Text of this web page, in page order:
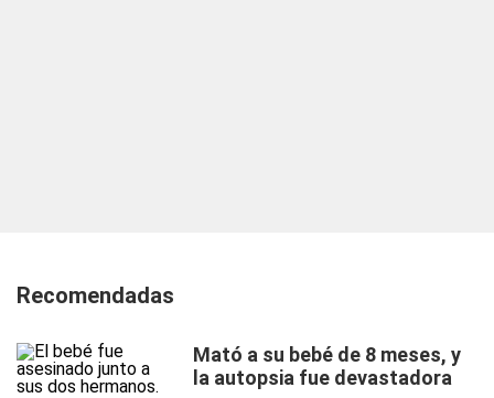
Recomendadas
Mató a su bebé de 8 meses, y
la autopsia fue devastadora